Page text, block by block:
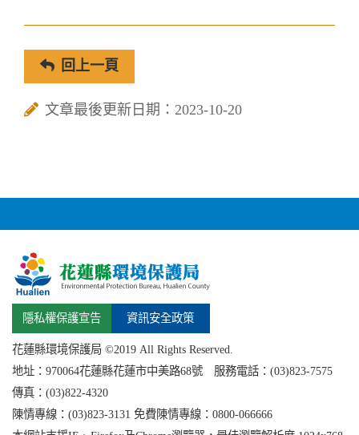
回上一頁
文章最後更新日期：2023-10-20
隱私權保護宣告 資訊安全政策
花蓮縣環境保護局 ©2019 All Rights Reserved.
地址： 970064花蓮縣花蓮市中美路68號 服務電話：(03)823-7575
傳真：(03)822-4320
陳情專線：(03)823-3131 免費陳情專線：0800-066666